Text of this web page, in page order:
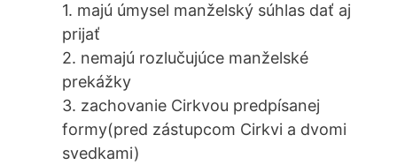
1. majú úmysel manželský súhlas dať aj
prijať
2. nemajú rozlučujúce manželské
prekážky
3. zachovanie Cirkvou predpísanej
formy(pred zástupcom Cirkvi a dvomi
svedkami)